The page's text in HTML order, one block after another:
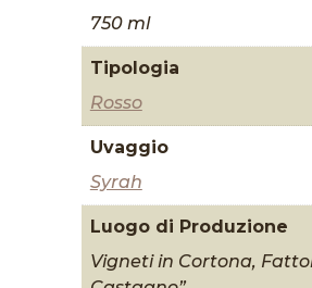
750 ml
Tipologia
Rosso
Uvaggio
Syrah
Luogo di Produzione
Vigneti in Cortona,